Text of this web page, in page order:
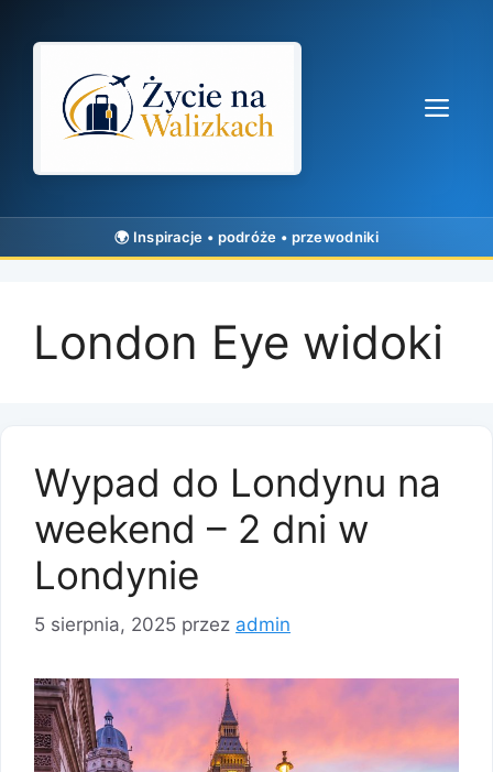
London Eye widoki
Wypad do Londynu na
weekend – 2 dni w
Londynie
5 sierpnia, 2025 przez admin